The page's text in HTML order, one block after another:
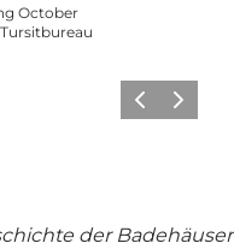
October
ZurückWeiter
der Badehäuser